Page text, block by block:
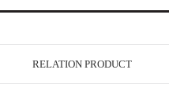
RELATION PRODUCT